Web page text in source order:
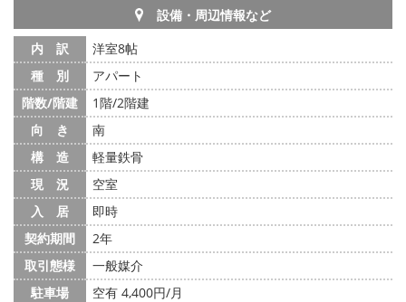
設備・周辺情報など
内 訳
洋室8帖
種 別
アパート
階数/階建
1階/2階建
向 き
南
構 造
軽量鉄骨
現 況
空室
入 居
即時
契約期間
2年
取引態様
一般媒介
駐車場
空有 4,400円/月